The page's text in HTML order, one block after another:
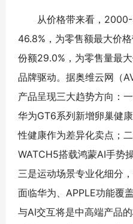
从价格带来看，
46.8%，为零售额最大价
份额29.0%，为零售量最
品牌驱动。据奥维云网（
产品呈现三大趋势方向：
华为GT6系列新增卵巢健
性健康作为差异化卖点；
WATCH5搭载鸿蒙AI手势
三是运动场景专业化细分
面临华为、APPLE功能覆
与AI交互将是中高端产品